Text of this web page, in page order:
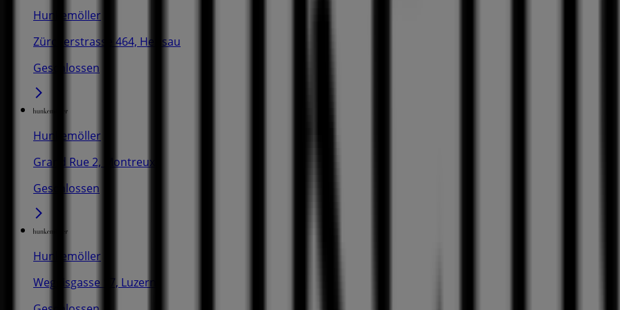
Hunkemöller
Zürcherstrasse 464, Herisau
Geschlossen
Hunkemöller
Grand Rue 2, Montreux
Geschlossen
Hunkemöller
Weggisgasse 17, Luzern